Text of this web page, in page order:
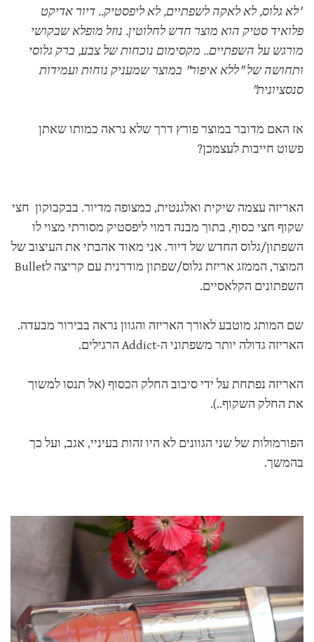
"לא גלוס, לא לאקה לשפתיים, לא ליפסטיק.. דיור אדיקט
פלואיד סטיק הוא מוצר חדש לחלוטין. נוזל מופלא שבקושי
מורגש על השפתיים.. מקסימום נוכחות של צבע, ברק גלוסי
ותחושה של "ללא איפור" במוצר שמעניק נוחות ועמידות
סנסציונית"
אז האם מדובר במוצר פורץ דרך שלא נראה כמותו שאתן
פשוט חייבות לעצמכן?
האריזה עצמה שיקית ואלגנטית, כמצופה מדיור. בבקבוקון חצי
שקוף חצי כסוף, בתוך מבנה דמוי ליפסטיק מסורתי מצוי לו
השפתון/גלוס החדש של דיור. אני מאוד אהבתי את העיצוב של
המוצר, הממזג אריזת גלוס/שפתון מודרנית עם קריצה לBullet
השפתונים הקלאסיים.
שם המותג מוטבע לאורך האריזה והגוון נראה בבירור מבעדה.
האריזה גדולה יותר משפתוני ה-Addict הרגילים.
האריזה נפתחת על ידי סיבוב החלק הכסוף (אל תנסו למשוך
את החלק השקוף..).
הפורמולות של שני הגוונים לא היו זהות בעיניי, אגב, ועל כך
בהמשך.